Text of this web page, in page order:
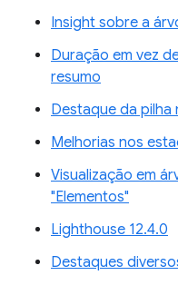
Insight sobre a
Duração em vez
resumo
Destaque da pilha
Melhorias nos
Visualização em
"Elementos"
Lighthouse 12.4.0
Destaques